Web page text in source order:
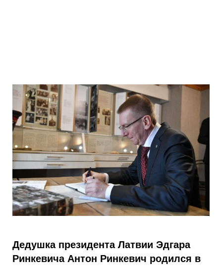
Дедушка президента Латвии Эдгара
Ринкевича Антон Ринкевич родился в